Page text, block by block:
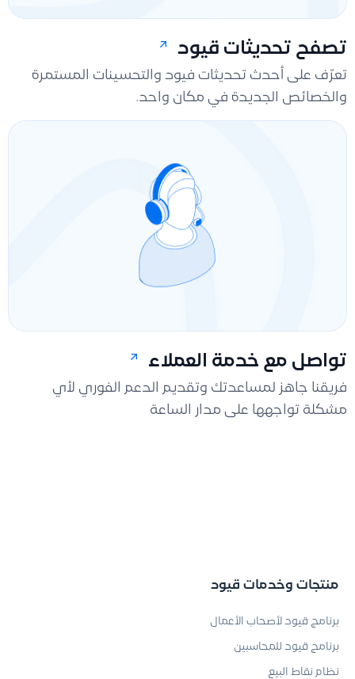
تصفح تحديثات قيود
تعرّف على أحدث تحديثات فيود والتحسينات المستمرة
والخصائص الجديدة في مكان واحد.
تواصل مع خدمة العملاء
فريقنا جاهز لمساعدتك وتقديم الدعم الفوري لأي
مشكلة تواجهها على مدار الساعة
منتجات وخدمات قيود
برنامج قيود لأصحاب الأعمال
برنامج قيود للمحاسبين
نظام نقاط البيع